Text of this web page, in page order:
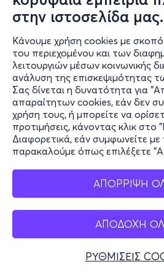
στην ιστοσελίδα μας.
Κάνουμε χρήση cookies με σκοπό
του περιεχομένου και των
λειτουργιών μέσων κοινωνικής
ανάλυση της επισκεψιμότητας
Σας δίνεται η δυνατότητα για
απαραίτητων cookies, εάν δεν
χρήση τους, ή μπορείτε να
προτιμήσεις, κάνοντας κλικ στο
Διαφορετικά, εάν συμφωνείτε
παρακαλούμε όπως επιλέξετε
ΑΠΟΡΡΙΨΗ
ΑΠΟΔΟΧΗ
ΡΥΘΜΙΣΕΙΣ
Public MyClub
Βοήθεια
Τρόποι αποστολής
Τρόποι πληρωμής
Πλάνο δόσεων
Εξέλιξη παραγγελίας
Πορεία επισκευής
Συχνές ερωτήσεις και
Ο online κόσμος μας
Public CY
Publicbusiness.gr